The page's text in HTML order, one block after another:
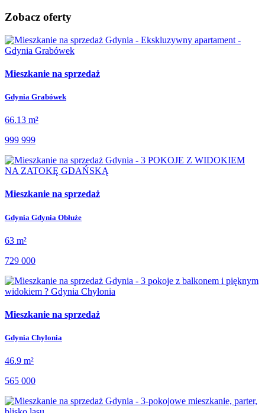
Zobacz oferty
Mieszkanie na sprzedaż
Gdynia Grabówek
66.13 m²
999 999
Mieszkanie na sprzedaż
Gdynia Gdynia Obłuże
63 m²
729 000
Mieszkanie na sprzedaż
Gdynia Chylonia
46.9 m²
565 000